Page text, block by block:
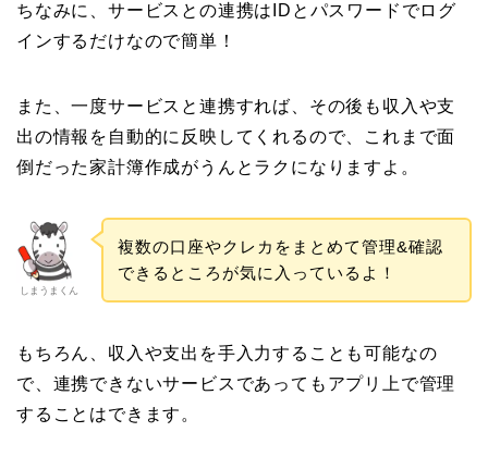
ちなみに、サービスとの連携はIDとパスワードでログ
インするだけなので簡単！
また、一度サービスと連携すれば、その後も収入や支
出の情報を自動的に反映してくれるので、これまで面
倒だった家計簿作成がうんとラクになりますよ。
しまうまくん
複数の口座やクレカをまとめて管理&確認
できるところが気に入っているよ！
もちろん、収入や支出を手入力することも可能なの
で、連携できないサービスであってもアプリ上で管理
することはできます。